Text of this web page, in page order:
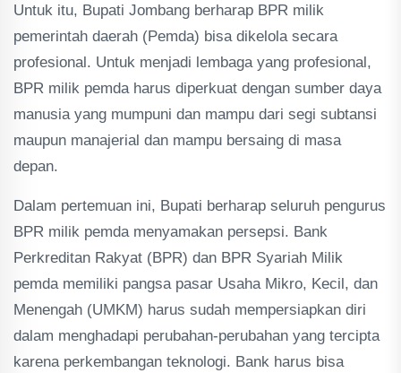
Untuk itu, Bupati Jombang berharap BPR milik
pemerintah daerah (Pemda) bisa dikelola secara
profesional. Untuk menjadi lembaga yang profesional,
BPR milik pemda harus diperkuat dengan sumber daya
manusia yang mumpuni dan mampu dari segi subtansi
maupun manajerial dan mampu bersaing di masa
depan.
Dalam pertemuan ini, Bupati berharap seluruh pengurus
BPR milik pemda menyamakan persepsi. Bank
Perkreditan Rakyat (BPR) dan BPR Syariah Milik
pemda memiliki pangsa pasar Usaha Mikro, Kecil, dan
Menengah (UMKM) harus sudah mempersiapkan diri
dalam menghadapi perubahan-perubahan yang tercipta
karena perkembangan teknologi. Bank harus bisa